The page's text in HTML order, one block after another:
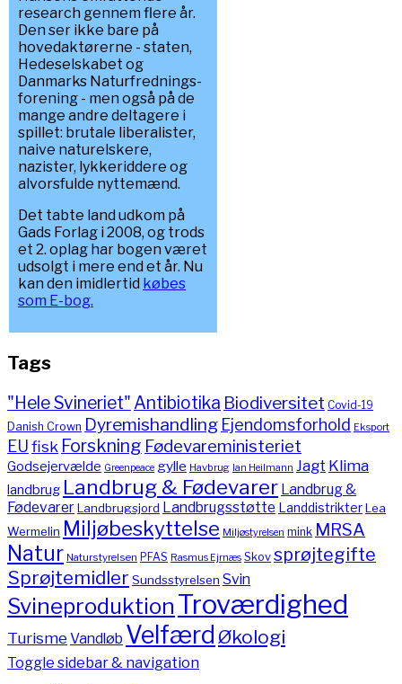
research gennem flere år.
Den ser ikke bare på
hovedaktørerne - staten,
Hedeselskabet og
Danmarks Naturfrednings-
forening - men også på de
mange andre deltagere i
spillet: brutale liberalister,
naive naturelskere,
nazister, lykkeriddere og
alvorsfulde nyttemænd.
Det tabte land udkom på
Gads Forlag i 2008, og trods
et 2. oplag har bogen været
udsolgt i mere end et år. Nu
kan den imidlertid købes
som E-bog.
Tags
"Hele Svineriet" Antibiotika Biodiversitet Covid-19
Danish Crown Dyremishandling Ejendomsforhold Eksport
EUfisk Forskning Fødevareministeriet
Godsejervælde Greenpeace gylle Havbrug Ian Heilmann Jagt Klima
landbrug Landbrug & Fødevarer Landbrug &
FødevarerLandbrugsjord Landbrugsstøtte LanddistrikterLea
Wermelin Miljøbeskyttelse Miljøstyrelsen mink MRSA
Natur Naturstyrelsen PFAS Rasmus Ejrnæs Skov sprøjtegifte
Sprøjtemidler Sundsstyrelsen Svin
Svineproduktion Troværdighed
TurismeVandløb Velfærd Økologi
Toggle sidebar & navigation